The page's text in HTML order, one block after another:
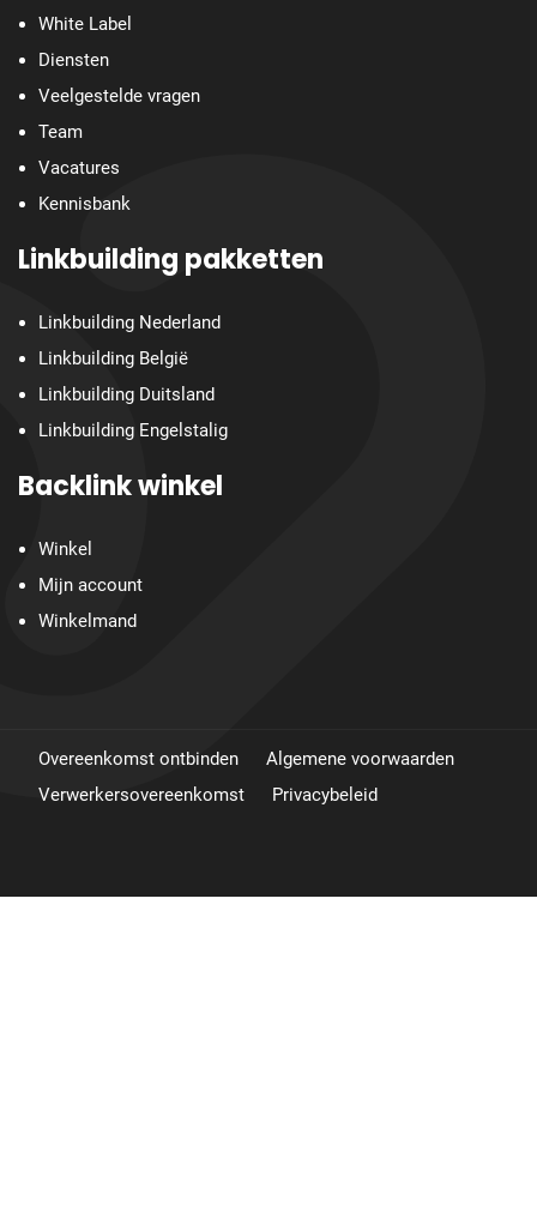
White Label
Diensten
Veelgestelde vragen
Team
Vacatures
Kennisbank
Linkbuilding pakketten
Linkbuilding Nederland
Linkbuilding België
Linkbuilding Duitsland
Linkbuilding Engelstalig
Backlink winkel
Winkel
Mijn account
Winkelmand
Overeenkomst ontbinden
Algemene voorwaarden
Verwerkersovereenkomst
Privacybeleid